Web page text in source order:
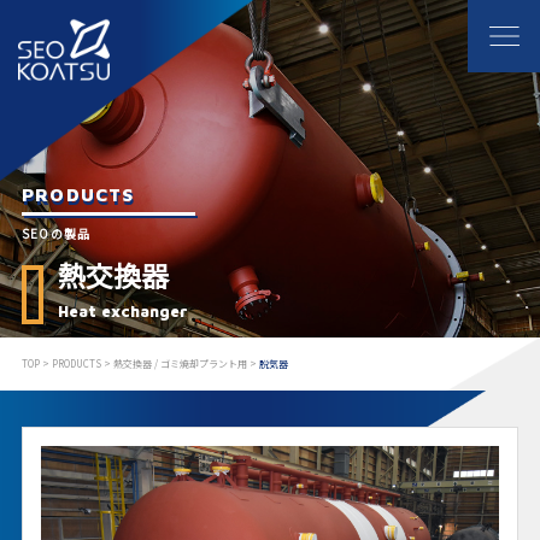
PRODUCTS
SEOの製品
熱交換器
Heat exchanger
TOP> PRODUCTS> 熱交換器 / ゴミ焼却プラント用> 脱気器